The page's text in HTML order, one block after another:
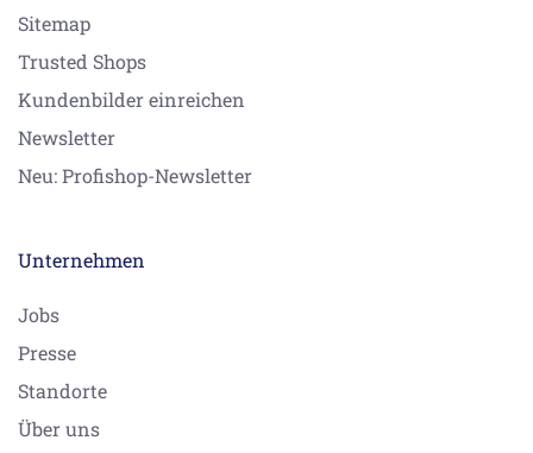
Sitemap
Trusted Shops
Kundenbilder einreichen
Newsletter
Neu: Profishop-Newsletter
Unternehmen
Jobs
Presse
Standorte
Über uns